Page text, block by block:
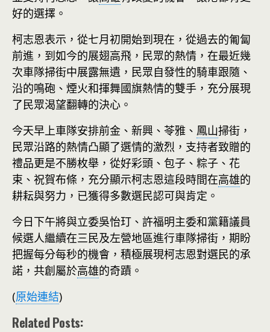
好的選擇。
柯志恩表示，從七月初開始到現在，從過去的匍匐
前進，到如今的展翅高飛，民眾的熱情，在最近幾
次車隊掃街中展露無遺，民眾自發性的騎車跟隨、
沿的鳴砲、煙火和揮舞國旗熱情的雙手，充分展現
了民眾渴望翻轉的決心。
今天早上車隊安排前金、新興、苓雅、 鳳山掃街，
民眾沿路的熱情凸顯了選情的激烈，支持者致贈的
禮品更是不勝枚舉，從好彩頭、包子、粽子、花
束、祝賀布條，充分顯示柯志恩這段時間在高雄的
耕耘與努力，已獲得多數選民認可與肯定。
今日下午將與立委吳怡玎、許福明主委和黨籍議員
候選人繼續在三民及左營地區進行車隊掃街，期盼
把握每分每秒的機會，積極展現柯志恩對選民的承
諾，共創屬於高雄的奇蹟。
(原始連結)
Related Posts: